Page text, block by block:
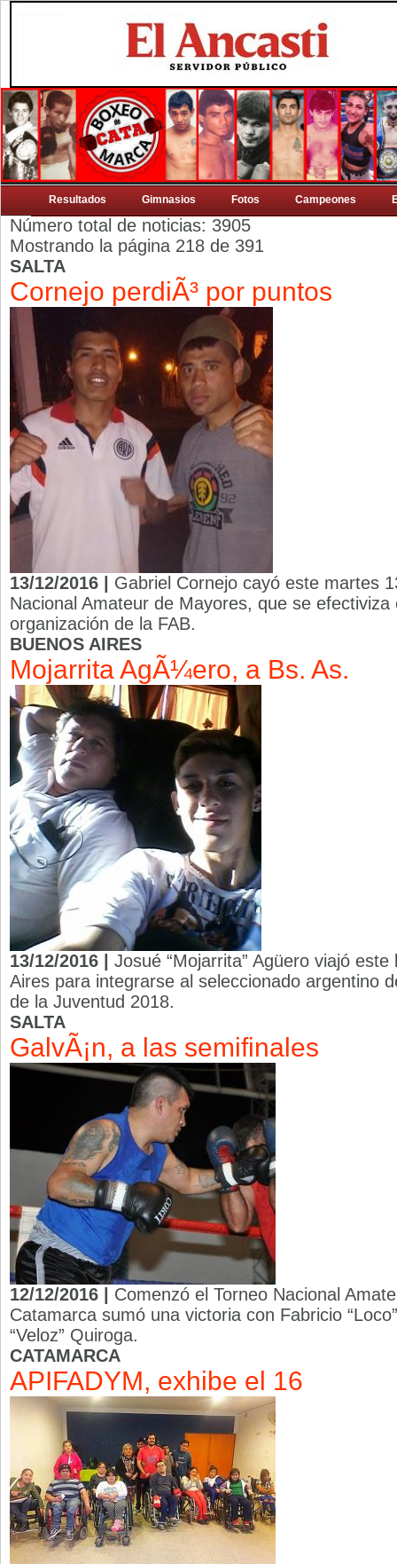
Resultados Gimnasios Fotos Campeones
Número total de noticias: 3905
Mostrando la página 218 de 391
SALTA
Cornejo perdiÃ³ por puntos
13/12/2016 | Gabriel Cornejo cayó este martes
Nacional Amateur de Mayores, que se
organización de la FAB.
BUENOS AIRES
Mojarrita AgÃ¼ero, a Bs. As.
13/12/2016 | Josué “Mojarrita” Agüero viajó
Aires para integrarse al seleccionado argentino
de la Juventud 2018.
SALTA
GalvÃ¡n, a las semifinales
12/12/2016 | Comenzó el Torneo Nacional
Catamarca sumó una victoria con Fabricio
“Veloz” Quiroga.
CATAMARCA
APIFADYM, exhibe el 16